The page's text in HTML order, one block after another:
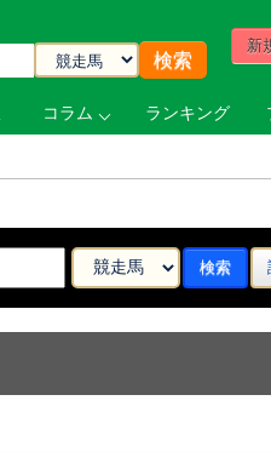
新
コラム ランキング